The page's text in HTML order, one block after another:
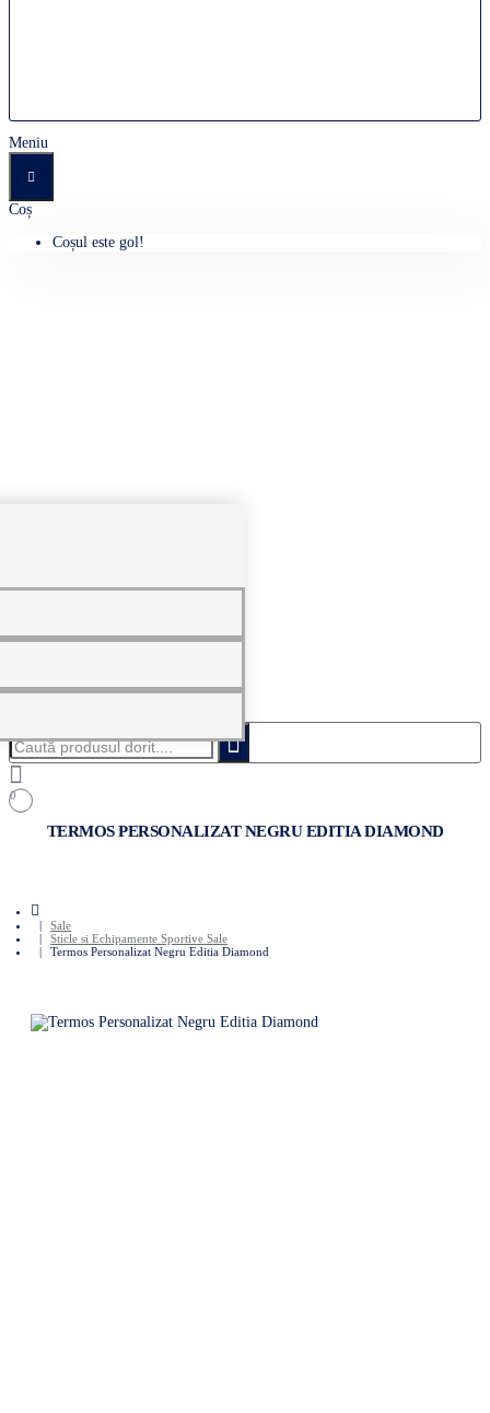
Meniu
Coș
Coșul este gol!
produsul
dorit....
0
TERMOS PERSONALIZAT NEGRU EDITIA DIAMOND
Sale
Sticle si Echipamente Sportive Sale
Termos Personalizat Negru Editia Diamond